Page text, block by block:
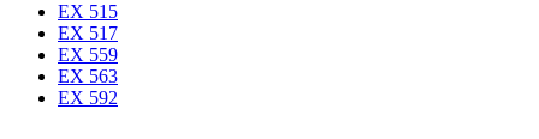
EX 515
EX 517
EX 559
EX 563
EX 592